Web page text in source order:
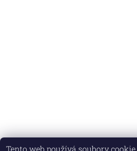
Tento web používá soubory